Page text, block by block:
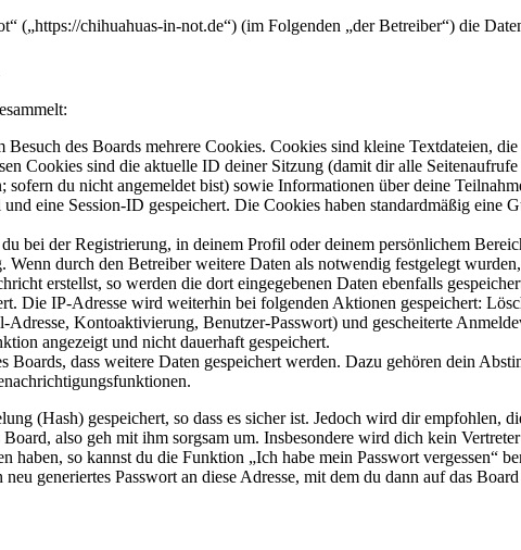
(„https://chihuahuas-in-not.de“) (im Folgenden „der Betreiber“) die
des Boards mehrere Cookies. Cookies sind kleine Textdateien,
Cookies sind die aktuelle ID deiner Sitzung (damit dir alle
sofern du nicht angemeldet bist) sowie Informationen über deine
eine Session-ID gespeichert. Die Cookies haben standardmäßig
bei der Registrierung, in deinem Profil oder deinem persönlichem
durch den Betreiber weitere Daten als notwendig festgelegt
erstellst, so werden die dort eingegebenen Daten ebenfalls
Die IP-Adresse wird weiterhin bei folgenden Aktionen gespeichert:
Kontoaktivierung, Benutzer-Passwort) und gescheiterte
angezeigt und nicht dauerhaft gespeichert.
Boards, dass weitere Daten gespeichert werden. Dazu gehören dein
(Hash) gespeichert, so dass es sicher ist. Jedoch wird dir empfohlen,
also geh mit ihm sorgsam um. Insbesondere wird dich kein
haben, so kannst du die Funktion „Ich habe mein Passwort
generiertes Passwort an diese Adresse, mit dem du dann auf das